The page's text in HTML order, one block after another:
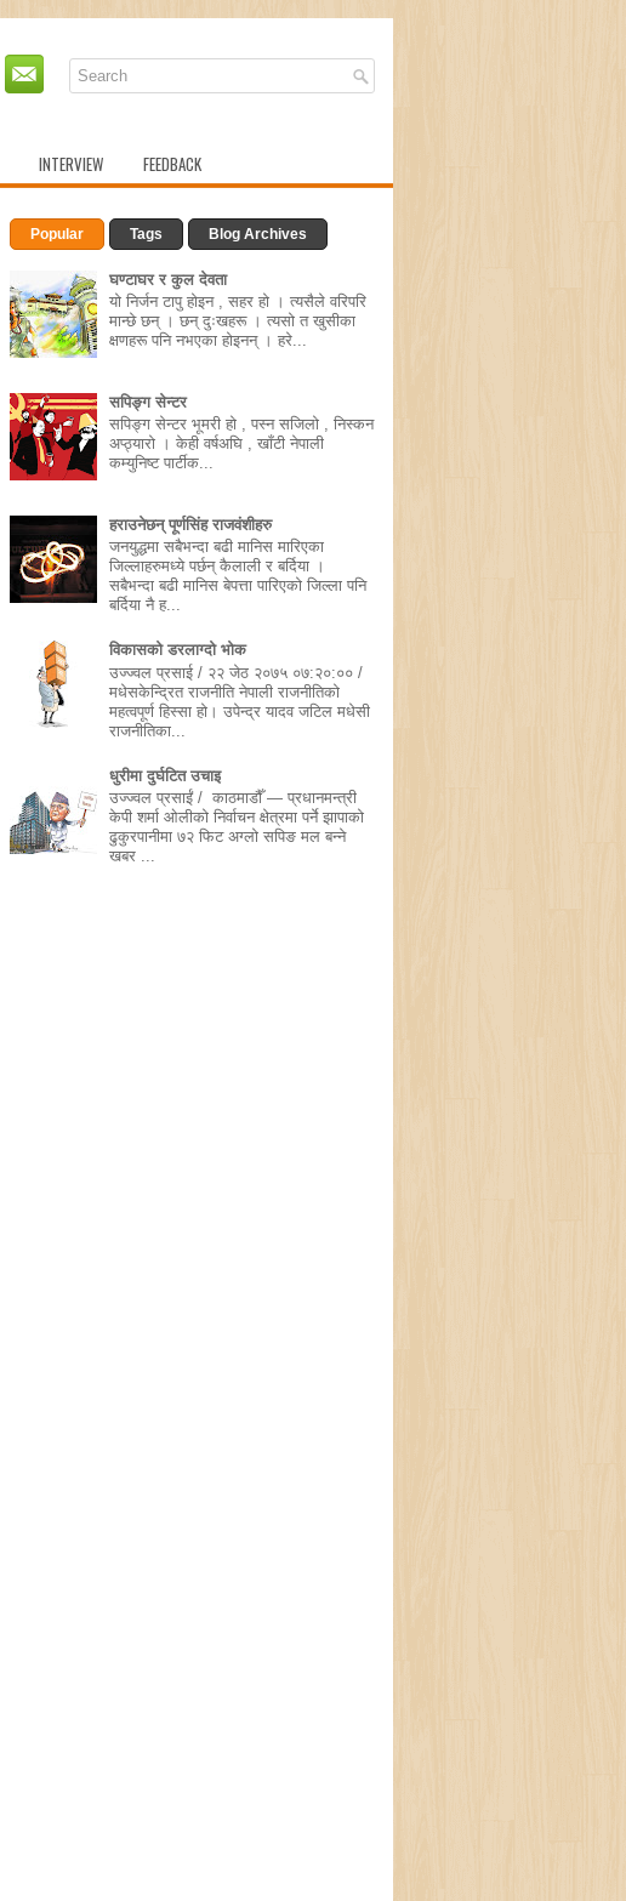
INTERVIEW FEEDBACK
Popular Tags Blog Archives
घण्टाघर र कुल देवता
यो निर्जन टापु होइन , सहर हो । त्यसैले वरिपरि
मान्छे छन् । छन् दुःखहरू । त्यसो त खुसीका
क्षणहरू पनि नभएका होइनन् । हरे...
सपिङ्ग सेन्टर
सपिङ्ग सेन्टर भूमरी हो , पस्न सजिलो , निस्कन
अप्ठ्यारो । केही वर्षअघि , खाँटी नेपाली
कम्युनिष्ट पार्टीक...
हराउनेछन् पूर्णसिंह राजवंशीहरु
जनयुद्धमा सबैभन्दा बढी मानिस मारिएका
जिल्लाहरुमध्ये पर्छन् कैलाली र बर्दिया ।
सबैभन्दा बढी मानिस बेपत्ता पारिएको जिल्ला पनि
बर्दिया नै ह...
विकासको डरलाग्दो भोक
उज्ज्वल प्रसाई / २२ जेठ २०७५ ०७:२०:०० /
मधेसकेन्द्रित राजनीति नेपाली राजनीतिको
महत्वपूर्ण हिस्सा हो। उपेन्द्र यादव जटिल मधेसी
राजनीतिका...
धुरीमा दुर्घटित उचाइ
उज्ज्वल प्रसाईं / काठमाडौँ — प्रधानमन्त्री
केपी शर्मा ओलीको निर्वाचन क्षेत्रमा पर्ने झापाको
ढुकुरपानीमा ७२ फिट अग्लो सपिङ मल बन्ने
खबर ...